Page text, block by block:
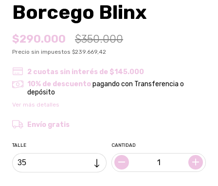
Borcego Blinx
$290.000 $350.000
Precio sin impuestos $239.669,42
2 cuotas sin interés de $145.000
10% de descuentopagando con Transferencia o
depósito
Ver más detalles
Envío gratis
TALLE CANTIDAD